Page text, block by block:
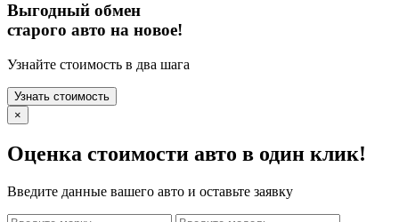
Выгодный обмен
старого авто на новое!
Узнайте стоимость в два шага
Узнать стоимость
×
Оценка стоимости авто в один клик!
Введите данные вашего авто и оставьте заявку